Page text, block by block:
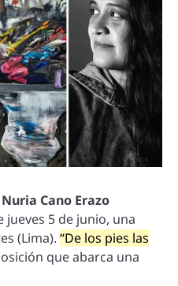
Nuria Cano Erazo
5 de junio, una
(Lima). “De los pies las
que abarca una